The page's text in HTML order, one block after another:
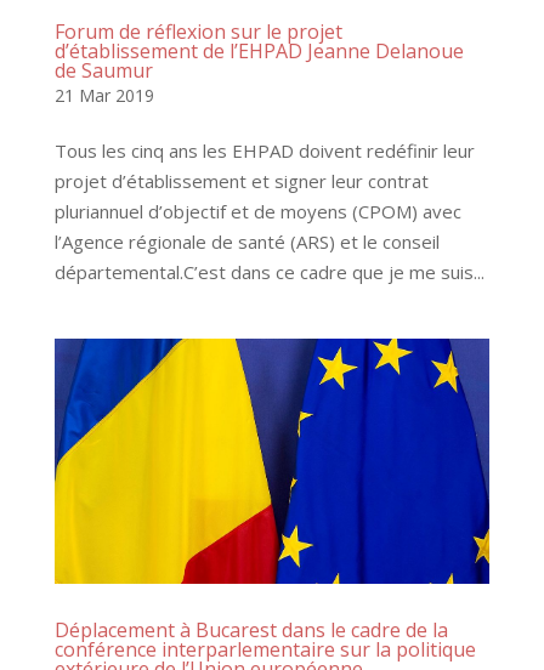
Forum de réflexion sur le projet
d’établissement de l’EHPAD Jeanne Delanoue
de Saumur
21 Mar 2019
Tous les cinq ans les EHPAD doivent redéfinir leur
projet d’établissement et signer leur contrat
pluriannuel d’objectif et de moyens (CPOM) avec
l’Agence régionale de santé (ARS) et le conseil
départemental.C’est dans ce cadre que je me suis...
Déplacement à Bucarest dans le cadre de la
conférence interparlementaire sur la politique